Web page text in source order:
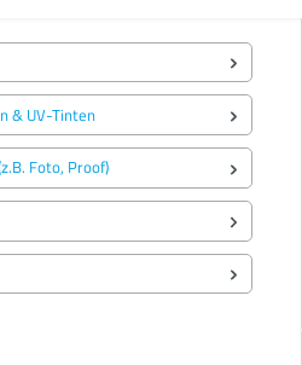
& UV-Tinten
Foto, Proof)